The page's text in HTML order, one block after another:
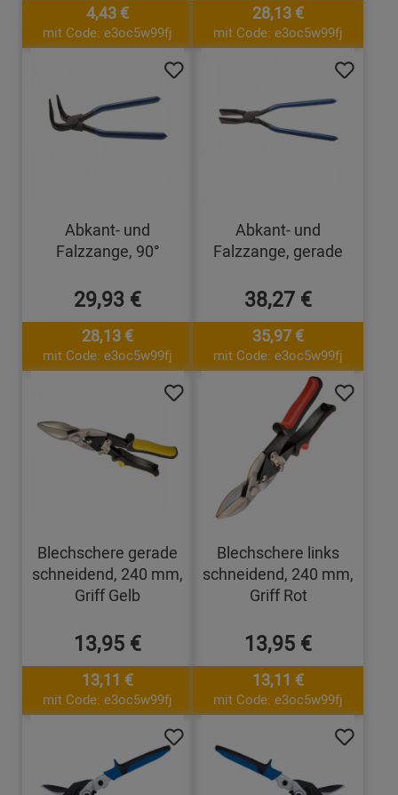
4,43 €
mit Code: e3oc5w99fj
28,13 €
mit Code: e3oc5w99fj
Abkant- und
Falzzange, 90°
29,93 €
28,13 €
mit Code: e3oc5w99fj
Abkant- und
Falzzange, gerade
38,27 €
35,97 €
mit Code: e3oc5w99fj
Blechschere gerade
schneidend, 240 mm,
Griff Gelb
13,95 €
13,11 €
mit Code: e3oc5w99fj
Blechschere links
schneidend, 240 mm,
Griff Rot
13,95 €
13,11 €
mit Code: e3oc5w99fj